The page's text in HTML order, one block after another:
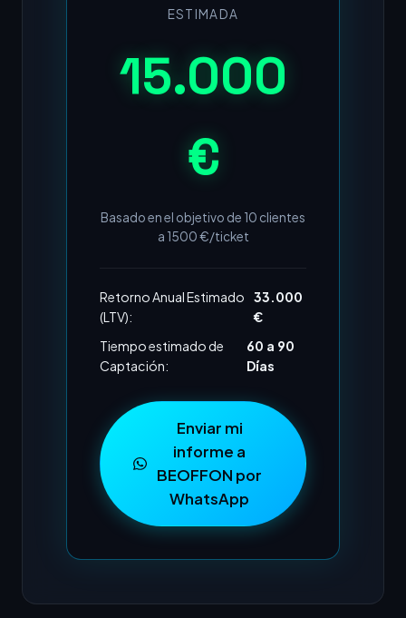
ESTIMADA
15.000
€
Basado en el objetivo de 10 clientes
a 1500€/ticket
Retorno Anual Estimado
(LTV):
33.000
€
Tiempo estimado de
Captación:
60 a 90
Días
Enviar mi
informe a
BEOFFON por
WhatsApp